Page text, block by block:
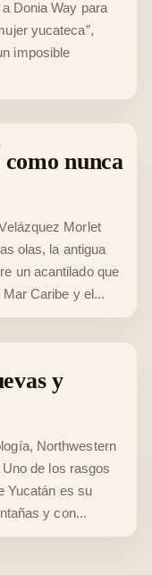
Donia Way para
yucateca”,
imposible
nunca
Morlet
olas, la antigua
un acantilado que
Caribe y el...
y
Northwestern
de los rasgos
Yucatán es su
y con...